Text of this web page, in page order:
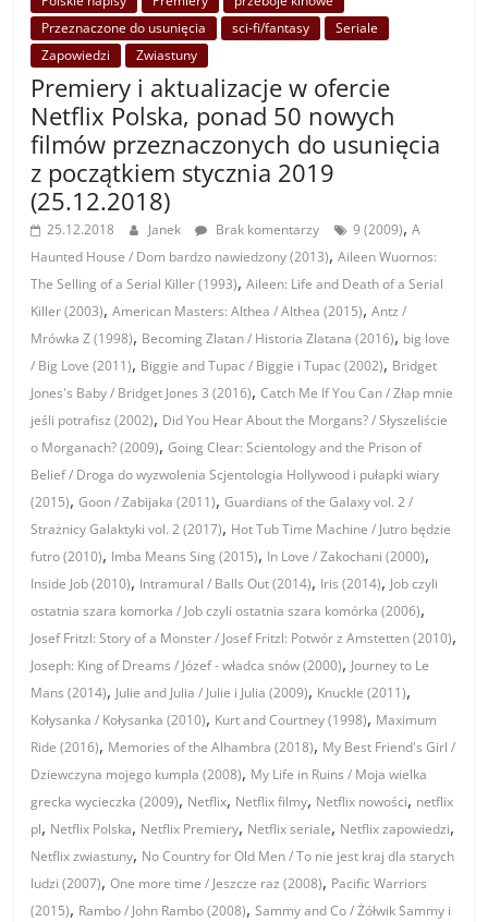
Przeznaczone do usunięcia
sci-fi/fantasy
Seriale
Zapowiedzi
Zwiastuny
Premiery i aktualizacje w ofercie
Netflix Polska, ponad 50 nowych
filmów przeznaczonych do usunięcia
z początkiem stycznia 2019
(25.12.2018)
25.12.2018 Janek Brak komentarzy 9 (2009),A
Haunted House / Dom bardzo nawiedzony (2013),Aileen Wuornos:
The Selling of a Serial Killer (1993),Aileen: Life and Death of a Serial
Killer (2003),American Masters: Althea / Althea (2015),Antz /
Mrówka Z (1998), Becoming Zlatan / Historia Zlatana (2016), big love
/ Big Love (2011), Biggie and Tupac / Biggie i Tupac (2002), Bridget
Jones's Baby / Bridget Jones 3 (2016),Catch Me If You Can / Złap mnie
jeśli potrafisz (2002), Did You Hear About the Morgans? / Słyszeliście
o Morganach? (2009),Going Clear: Scientology and the Prison of
Belief / Droga do wyzwolenia Scjentologia Hollywood i pułapki wiary
(2015),Goon / Zabijaka (2011),Guardians of the Galaxy vol. 2 /
Strażnicy Galaktyki vol. 2 (2017), Hot Tub Time Machine / Jutro będzie
futro (2010), Imba Means Sing (2015), In Love / Zakochani (2000),
Inside Job (2010), Intramural / Balls Out (2014), Iris (2014), Job czyli
ostatnia szara komorka / Job czyli ostatnia szara komórka (2006),
Josef Fritzl: Story of a Monster / Josef Fritzl: Potwór z Amstetten (2010),
Joseph: King of Dreams / Józef - władca snów (2000), Journey to Le
Mans (2014), Julie and Julia / Julie i Julia (2009), Knuckle (2011),
Kołysanka / Kołysanka (2010), Kurt and Courtney (1998), Maximum
Ride (2016), Memories of the Alhambra (2018), My Best Friend's Girl /
Dziewczyna mojego kumpla (2008), My Life in Ruins / Moja wielka
grecka wycieczka (2009), Netflix, Netflix filmy, Netflix nowości, netflix
pl, Netflix Polska, Netflix Premiery, Netflix seriale, Netflix zapowiedzi,
Netflix zwiastuny, No Country for Old Men / To nie jest kraj dla starych
ludzi (2007),One more time / Jeszcze raz (2008), Pacific Warriors
(2015), Rambo / John Rambo (2008),Sammy and Co / Żółwik Sammy i